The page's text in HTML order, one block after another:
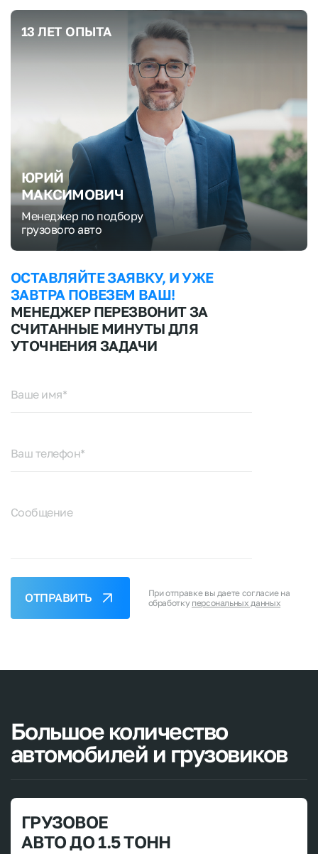
13 ЛЕТ ОПЫТА
ЮРИЙ
МАКСИМОВИЧ
Менеджер по подбору
грузового авто
ОСТАВЛЯЙТЕ ЗАЯВКУ, И УЖЕ
ЗАВТРА ПОВЕЗЕМ ВАШ!
МЕНЕДЖЕР ПЕРЕЗВОНИТ ЗА
СЧИТАННЫЕ МИНУТЫ ДЛЯ
УТОЧНЕНИЯ ЗАДАЧИ
Ваше имя*
Ваш телефон*
Сообщение
ОТПРАВИТЬ
При отправке вы даете согласие на
обработку персональных данных
Большое количество
автомобилей и грузовиков
ГРУЗОВОЕ
АВТО ДО 1.5 ТОНН